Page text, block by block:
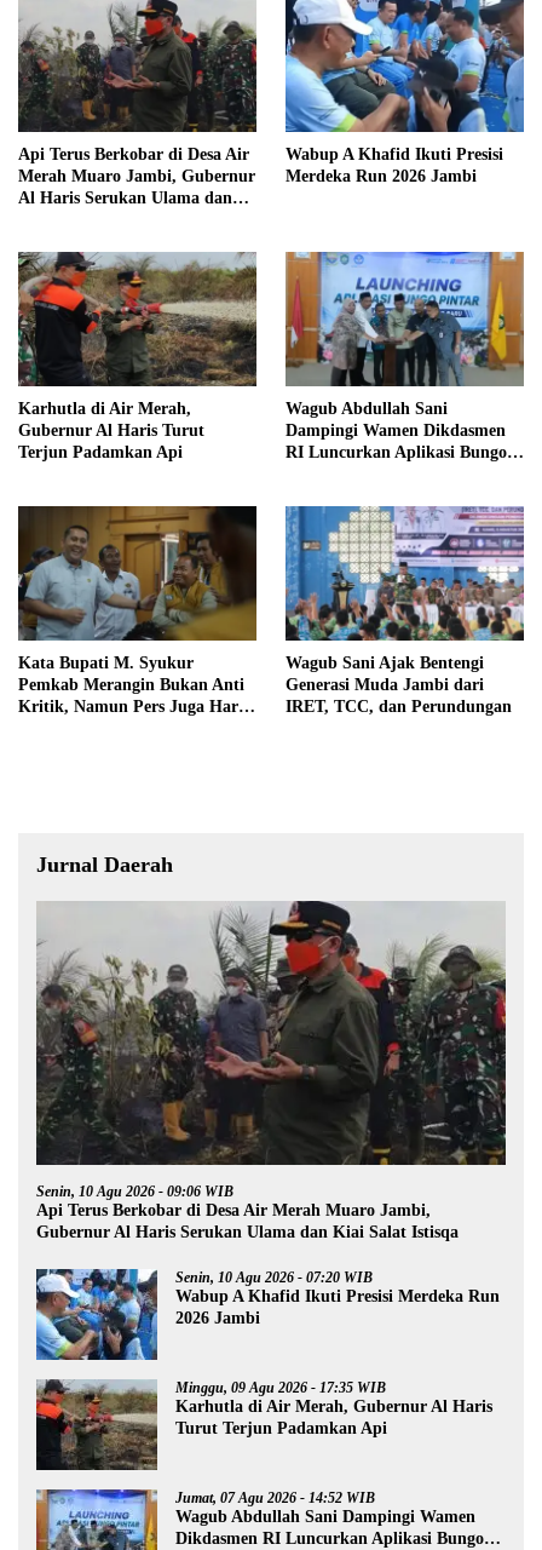
Api Terus Berkobar di Desa Air
Merah Muaro Jambi, Gubernur
Al Haris Serukan Ulama dan
Wabup A Khafid Ikuti Presisi
Merdeka Run 2026 Jambi
Karhutla di Air Merah,
Gubernur Al Haris Turut
Terjun Padamkan Api
Wagub Abdullah Sani
Dampingi Wamen Dikdasmen
RI Luncurkan Aplikasi Bungo
Kata Bupati M. Syukur
Pemkab Merangin Bukan Anti
Kritik, Namun Pers Juga Harus
Wagub Sani Ajak Bentengi
Generasi Muda Jambi dari
IRET, TCC, dan Perundungan
Jurnal Daerah
Senin, 10 Agu 2026 - 09:06 WIB
Api Terus Berkobar di Desa Air Merah Muaro Jambi,
Gubernur Al Haris Serukan Ulama dan Kiai Salat Istisqa
Senin, 10 Agu 2026 - 07:20 WIB
Wabup A Khafid Ikuti Presisi Merdeka Run
2026 Jambi
Minggu, 09 Agu 2026 - 17:35 WIB
Karhutla di Air Merah, Gubernur Al Haris
Turut Terjun Padamkan Api
Jumat, 07 Agu 2026 - 14:52 WIB
Wagub Abdullah Sani Dampingi Wamen
Dikdasmen RI Luncurkan Aplikasi Bungo